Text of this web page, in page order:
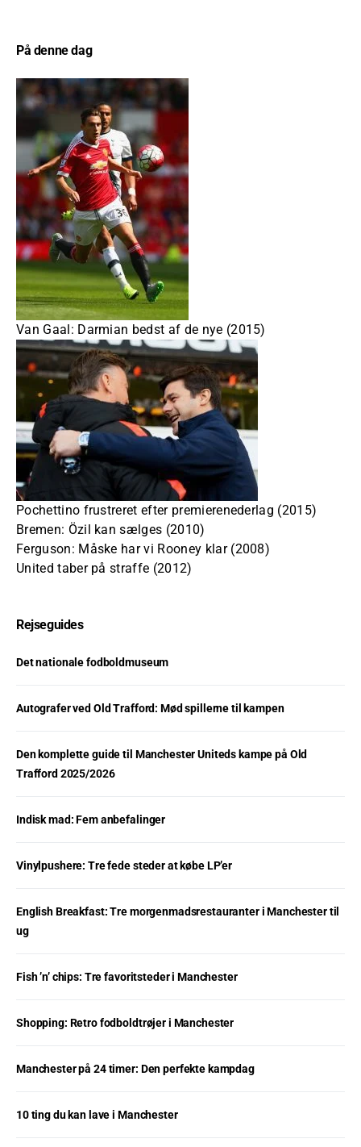
På denne dag
Van Gaal: Darmian bedst af de nye (2015)
Pochettino frustreret efter premierenederlag (2015)
Bremen: Özil kan sælges (2010)
Ferguson: Måske har vi Rooney klar (2008)
United taber på straffe (2012)
Rejseguides
Det nationale fodboldmuseum
Autografer ved Old Trafford: Mød spillerne til kampen
Den komplette guide til Manchester Uniteds kampe på Old
Trafford 2025/2026
Indisk mad: Fem anbefalinger
Vinylpushere: Tre fede steder at købe LP’er
English Breakfast: Tre morgenmadsrestauranter i Manchester til
ug
Fish ’n’ chips: Tre favoritsteder i Manchester
Shopping: Retro fodboldtrøjer i Manchester
Manchester på 24 timer: Den perfekte kampdag
10 ting du kan lave i Manchester